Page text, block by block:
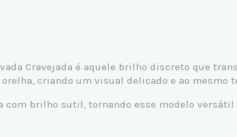
Cravejada é aquele brilho discreto que
criando um visual delicado e ao mesmo
brilho sutil, tornando esse modelo versátil